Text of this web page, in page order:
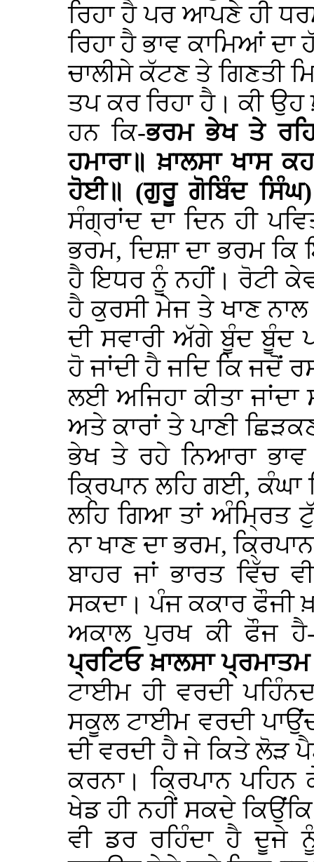
ਰਿਹਾ ਹੈ ਪਰ ਆਪਣੇ ਹੀ
ਰਿਹਾ ਹੈ ਭਾਵ ਕਾਮਿਆਂ ਦਾ
ਚਾਲੀਸੇ ਕੱਟਣ ਤੇ ਗਿਣਤੀ
ਤਪ ਕਰ ਰਿਹਾ ਹੈ। ਕੀ ਉਹ
ਹਨ ਕਿ-ਭਰਮ ਭੇਖ ਤੇ
ਹਮਾਰਾ॥ ਖ਼ਾਲਸਾ ਖਾਸ
ਹੋਈ॥ (ਗੁਰੂ ਗੋਬਿੰਦ
ਸੰਗ੍ਰਾਂਦ ਦਾ ਦਿਨ ਹੀ
ਭਰਮ, ਦਿਸ਼ਾ ਦਾ ਭਰਮ
ਹੈ ਇਧਰ ਨੂੰ ਨਹੀਂ। ਰੋਟੀ
ਹੈ ਕੁਰਸੀ ਮੇਜ ਤੇ ਖਾਣ
ਦੀ ਸਵਾਰੀ ਅੱਗੇ ਬੂੰਦ ਬੂੰਦ
ਹੋ ਜਾਂਦੀ ਹੈ ਜਦਿ ਕਿ ਜਦੋਂ
ਲਈ ਅਜਿਹਾ ਕੀਤਾ
ਅਤੇ ਕਾਰਾਂ ਤੇ ਪਾਣੀ
ਭੇਖ ਤੇ ਰਹੇ ਨਿਆਰਾ
ਕ੍ਰਿਪਾਨ ਲਹਿ ਗਈ, ਕੰਘਾ
ਲਹਿ ਗਿਆ ਤਾਂ ਅੰਮ੍ਰਿਤ
ਨਾ ਖਾਣ ਦਾ ਭਰਮ,
ਬਾਹਰ ਜਾਂ ਭਾਰਤ ਵਿੱਚ
ਸਕਦਾ। ਪੰਜ ਕਕਾਰ ਫੌਜੀ
ਅਕਾਲ ਪੁਰਖ ਕੀ ਫੌਜ
ਪ੍ਰਟਿਓ ਖ਼ਾਲਸਾ ਪ੍ਰਮਾਤਮ
ਟਾਈਮ ਹੀ ਵਰਦੀ
ਸਕੂਲ ਟਾਈਮ ਵਰਦੀ
ਦੀ ਵਰਦੀ ਹੈ ਜੇ ਕਿਤੇ ਲੋੜ
ਕਰਨਾ। ਕ੍ਰਿਪਾਨ
ਖੇਡ ਹੀ ਨਹੀਂ ਸਕਦੇ
ਵੀ ਡਰ ਰਹਿੰਦਾ ਹੈ ਦੂਜੇ